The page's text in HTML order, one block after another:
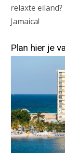
relaxte
Jamaica!
Plan hier je